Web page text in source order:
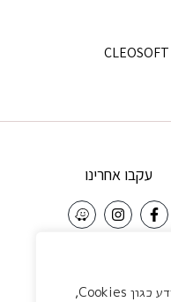
באתר זה נעשה שימוש בטכנולוגיות איסוף מידע כגון Cookies,
עקבו אחרינו